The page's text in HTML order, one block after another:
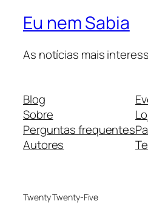
Eu nem Sabia
As notícias mais
Blog
Sobre
Perguntas frequentes
Autores
Twenty Twenty-Five